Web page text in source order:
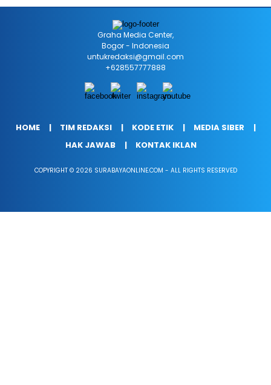
Graha Media Center,
Bogor - Indonesia
untukredaksi@gmail.com
+628557777888
HOME TIM REDAKSI KODE ETIK
MEDIA SIBER
HAK JAWAB
KONTAK IKLAN
COPYRIGHT © 2026 SURABAYAONLINE.COM - ALL RIGHTS RESERVED